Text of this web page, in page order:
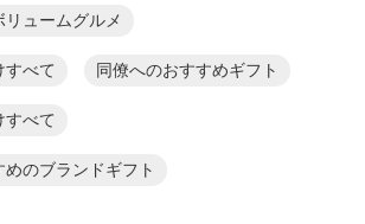
ュームグルメ
すべて 同僚へのおすすめギフト
すべて
のブランドギフト